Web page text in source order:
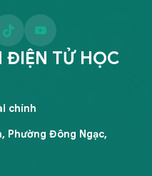
ĐIỆN TỬ HỌC
chính
Phường Đông Ngạc,